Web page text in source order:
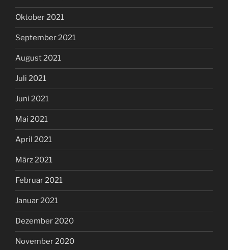
Oktober 2021
September 2021
August 2021
Juli 2021
Juni 2021
Mai 2021
April 2021
März 2021
Februar 2021
Januar 2021
Dezember 2020
November 2020